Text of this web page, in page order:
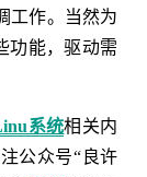
工作。当然为
功能，驱动需
系统相关内
公众号“良许